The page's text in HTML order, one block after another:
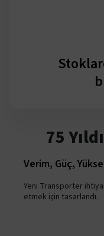
75
Verim, Güç,
Yeni Transporter
etmek için tasarlandı.